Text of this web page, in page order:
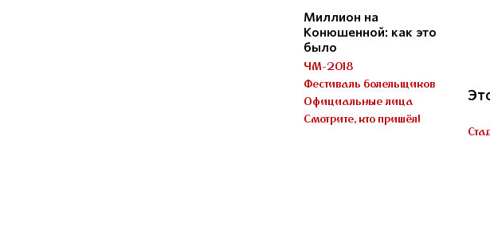
Миллион на
Конюшенной: как это
было
ЧМ-2018
Фестиваль болельщиков
Официальные лица
Смотрите, кто пришёл!